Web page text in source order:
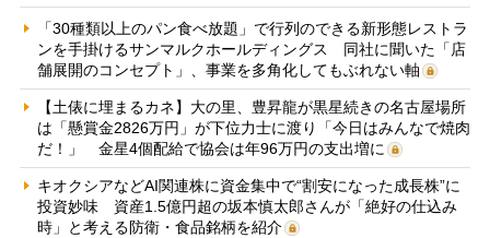
「30種類以上のパン食べ放題」で行列のできる新形態レストラ
ンを手掛けるサンマルクホールディングス 同社に聞いた「店
舗展開のコンセプト」、事業を多角化してもぶれない軸
【土俵に埋まるカネ】大の里、豊昇龍が黒星続きの名古屋場所
は「懸賞金2826万円」が下位力士に渡り「今日はみんなで焼肉
だ！」 金星4個配給で協会は年96万円の支出増に
キオクシアなどAI関連株に資金集中で“割安になった成長株”に
投資妙味 資産1.5億円超の坂本慎太郎さんが「絶好の仕込み
時」と考える防衛・食品銘柄を紹介